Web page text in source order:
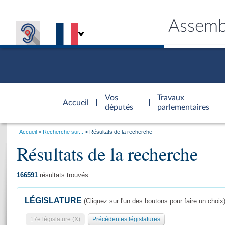
Accueil
d'accueil
Vos
députés
Travaux
parlementaires
Général
Vous
Accueil Recherche sur... Résultats de la recherche
Résultats de la recherche
166591 résultats trouvés
LÉGISLATURE (Cliquez sur l'un des boutons pour faire un choix)
17e législature (X) Précédentes législatures